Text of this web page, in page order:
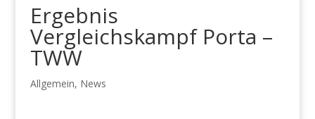
Ergebnis
Vergleichskampf Porta –
TWW
Allgemein, News